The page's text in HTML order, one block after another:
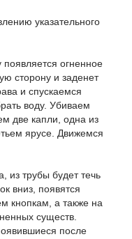
указательного
появляется огненное
сторону и заденет
и спускаемся
воду. Убиваем
две капли, одна из
ярусе. Движемся
из трубы будет течь
вниз, появятся
кнопкам, а также на
существ.
после